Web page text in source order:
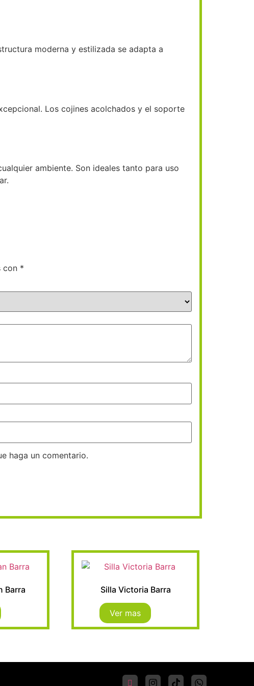
moderna y estilizada se adapta a
Los cojines acolchados y el soporte
ambiente. Son ideales tanto para uso
con *
haga un comentario.
Barra Silla Victoria Barra